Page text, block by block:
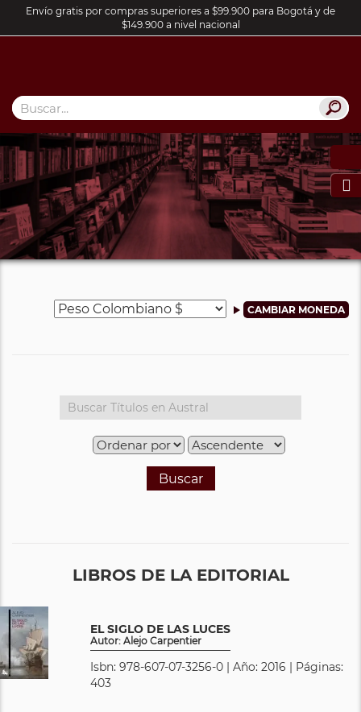
Envío gratis por compras superiores a $99.900 para Bogotá y de
$149.900 a nivel nacional

Buscar
LIBROS DE LA EDITORIAL
EL SIGLO DE LAS LUCES
Autor: Alejo Carpentier
Isbn: 978-607-07-3256-0 | Año: 2016 | Páginas:
403